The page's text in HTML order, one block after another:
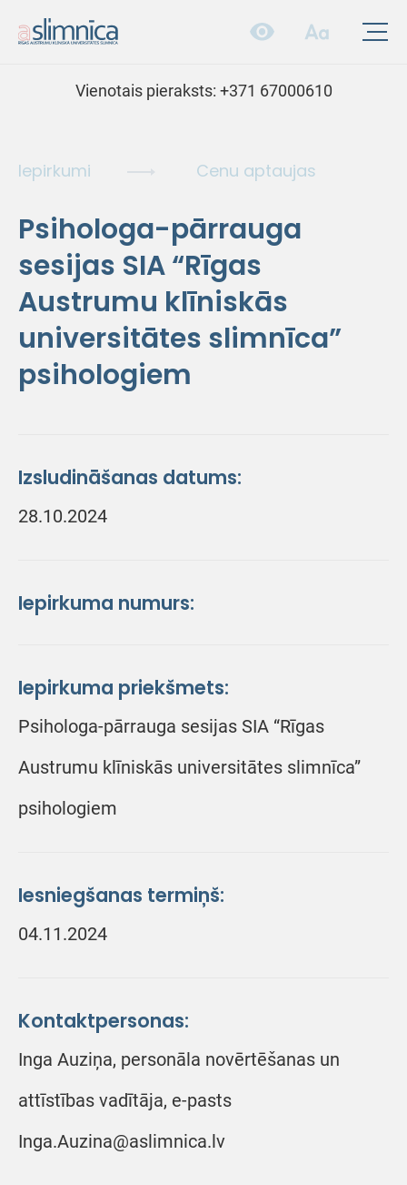
Vienotais pieraksts: +371 67000610
Iepirkumi Cenu aptaujas
Psihologa-pārrauga
sesijas SIA “Rīgas
Austrumu klīniskās
universitātes slimnīca”
psihologiem
Izsludināšanas datums:
28.10.2024
Iepirkuma numurs:
Iepirkuma priekšmets:
Psihologa-pārrauga sesijas SIA “Rīgas
Austrumu klīniskās universitātes slimnīca”
psihologiem
Iesniegšanas termiņš:
04.11.2024
Kontaktpersonas:
Inga Auziņa, personāla novērtēšanas un
attīstības vadītāja, e-pasts
Inga.Auzina@aslimnica.lv